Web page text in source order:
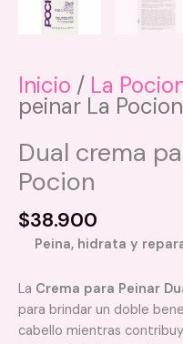
Inicio / La
peinar La Pocion
Dual crema
Pocion
$38.900
Peina, hidrata y
La Crema para Peinar
para brindar un doble
cabello mientras